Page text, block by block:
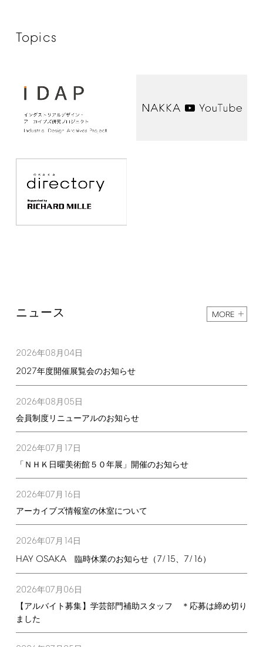
Topics
ニュース MORE
2026年08月 04日
2027年度開催展覧会のお知らせ
2026年08月 05日
会員制度リニューアルのお知らせ
2026年07月 17日
「ＮＨＫ日曜美術館５０年展」開催のお知らせ
2026年07月 16日
アーカイブズ情報室の休室について
2026年07月 14日
HAY OSAKA臨時休業のお知らせ（7/15、 7/16）
2026年07月 06日
【アルバイト募集】学芸部門補助スタッフ ＊応募は締め切り
ました